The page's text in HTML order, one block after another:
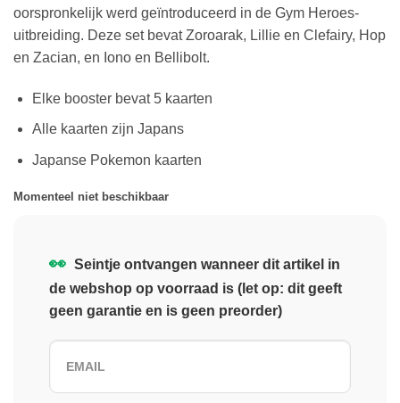
oorspronkelijk werd geïntroduceerd in de Gym Heroes-
uitbreiding. Deze set bevat Zoroarak, Lillie en Clefairy, Hop
en Zacian, en Iono en Bellibolt.
Elke booster bevat 5 kaarten
Alle kaarten zijn Japans
Japanse Pokemon kaarten
Momenteel niet beschikbaar
👀 Seintje ontvangen wanneer dit artikel in
de webshop op voorraad is (let op: dit geeft
geen garantie en is geen preorder)